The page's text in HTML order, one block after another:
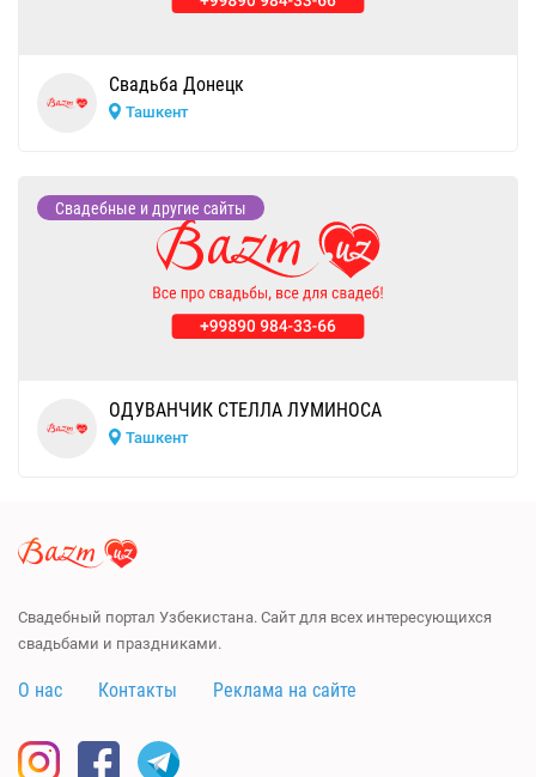
Свадьба Донецк
Ташкент
Свадебные и другие сайты
ОДУВАНЧИК СТЕЛЛА ЛУМИНОСА
Ташкент
Свадебный портал Узбекистана. Сайт для всех интересующихся
свадьбами и праздниками.
О нас Контакты Реклама на сайте